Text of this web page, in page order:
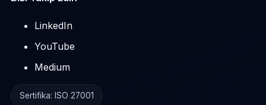
LinkedIn
YouTube
Medium
Sertifika: ISO 27001